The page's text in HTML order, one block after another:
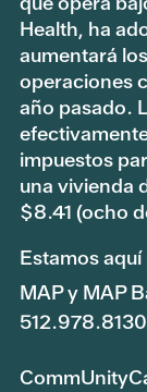
Health, ha
aumentará
operaciones
año pasado.
impuestos
una vivienda
$8.41 (ocho
Estamos
MAP y MAP
512.978.8130